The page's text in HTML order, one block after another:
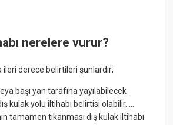
nerelere vurur?
ileri derece belirtileri şunlardır;
başı yan tarafına yayılabilecek
kulak yolu iltihabı belirtisi olabilir. ...
tamamen tıkanması dış kulak iltihabı